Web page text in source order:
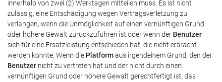
innerhalb von zwei (2) Werktagen mitteilen muss. Es ist nicht
zulässig, eine Entschädigung wegen Vertragsverletzung zu
verlangen, wenn die Unmöglichkeit auf einen vernünftigen Grund
oder höhere Gewalt zurückzuführen ist oder wenn der Benutzer
sich für eine Ersatzleistung entschieden hat, die nicht erbracht
werden konnte. Wenn die Platformaus irgendeinem Grund, den der
Benutzer nicht zu vertreten hat und der nicht durch einen
vernünftigen Grund oder höhere Gewalt gerechtfertigt ist, das